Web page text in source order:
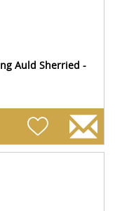
Auld Sherried -